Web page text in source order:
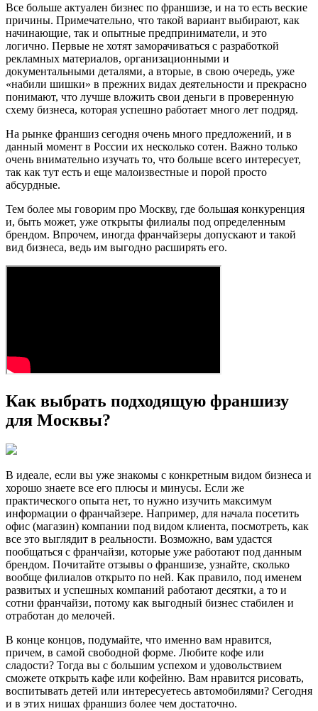
Все больше актуален бизнес по франшизе, и на то есть веские
причины. Примечательно, что такой вариант выбирают, как
начинающие, так и опытные предприниматели, и это
логично. Первые не хотят заморачиваться с разработкой
рекламных материалов, организационными и
документальными деталями, а вторые, в свою очередь, уже
«набили шишки» в прежних видах деятельности и прекрасно
понимают, что лучше вложить свои деньги в проверенную
схему бизнеса, которая успешно работает много лет подряд.
На рынке франшиз сегодня очень много предложений, и в
данный момент в России их несколько сотен. Важно только
очень внимательно изучать то, что больше всего интересует,
так как тут есть и еще малоизвестные и порой просто
абсурдные.
Тем более мы говорим про Москву, где большая конкуренция
и, быть может, уже открыты филиалы под определенным
брендом. Впрочем, иногда франчайзеры допускают и такой
вид бизнеса, ведь им выгодно расширять его.
Как выбрать подходящую франшизу
для Москвы?
В идеале, если вы уже знакомы с конкретным видом бизнеса и
хорошо знаете все его плюсы и минусы. Если же
практического опыта нет, то нужно изучить максимум
информации о франчайзере. Например, для начала посетить
офис (магазин) компании под видом клиента, посмотреть, как
все это выглядит в реальности. Возможно, вам удастся
пообщаться с франчайзи, которые уже работают под данным
брендом. Почитайте отзывы о франшизе, узнайте, сколько
вообще филиалов открыто по ней. Как правило, под именем
развитых и успешных компаний работают десятки, а то и
сотни франчайзи, потому как выгодный бизнес стабилен и
отработан до мелочей.
В конце концов, подумайте, что именно вам нравится,
причем, в самой свободной форме. Любите кофе или
сладости? Тогда вы с большим успехом и удовольствием
сможете открыть кафе или кофейню. Вам нравится рисовать,
воспитывать детей или интересуетесь автомобилями? Сегодня
и в этих нишах франшиз более чем достаточно.